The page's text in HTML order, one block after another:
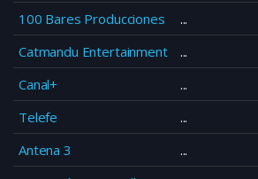
100 Bares Producciones
Catmandu Entertainment
Canal+
Telefe
Antena 3